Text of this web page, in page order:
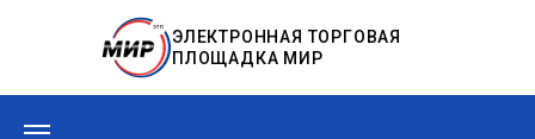
ЭЛЕКТРОННАЯ ТОРГОВАЯ
ПЛОЩАДКА МИР